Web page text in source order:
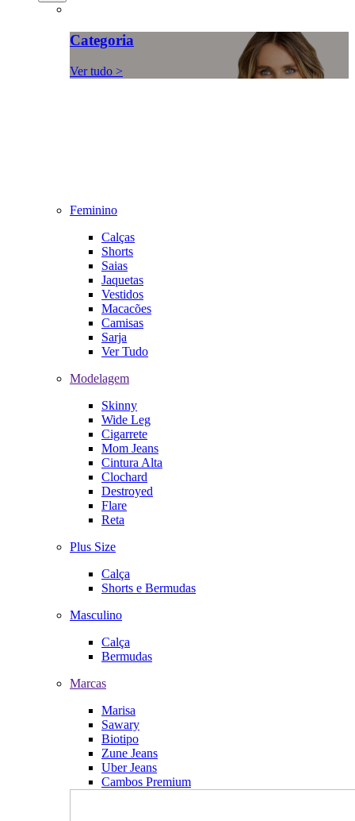
Categoria
Ver tudo >
Feminino
Calças
Shorts
Saias
Jaquetas
Vestidos
Macacões
Camisas
Sarja
Ver Tudo
Modelagem
Skinny
Wide Leg
Cigarrete
Mom Jeans
Cintura Alta
Clochard
Destroyed
Flare
Reta
Plus Size
Calça
Shorts e Bermudas
Masculino
Calça
Bermudas
Marcas
Marisa
Sawary
Biotipo
Zune Jeans
Uber Jeans
Cambos Premium